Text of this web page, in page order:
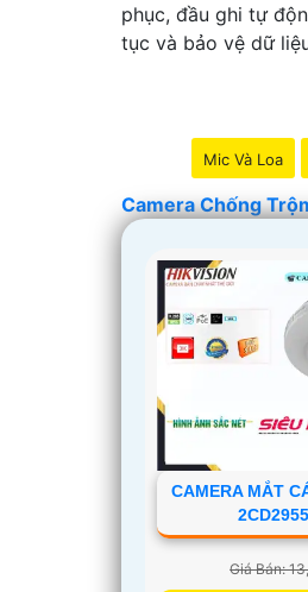
phục, đầu ghi tự
tục và bảo vệ dữ
Mic Và Loa
Camera Chống
CAMERA MẮT
Giá Bán: